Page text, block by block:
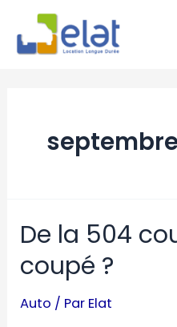
contenu
De la 504
coupé ?
Auto / Par Elat
De
504
coupé